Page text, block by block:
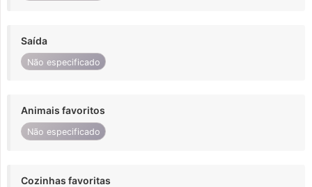
Saída
Não especificado
Animais favoritos
Não especificado
Cozinhas favoritas